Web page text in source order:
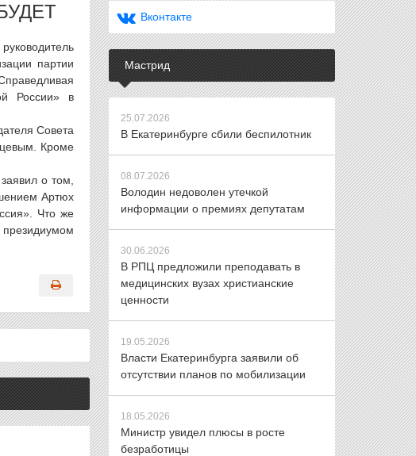
партии
России» в
Совета
Кроме
о том,
Артюх
Что же
Вконтакте
Мастрид
25.07.2026
В Екатеринбурге сбили беспилотник
08.07.2026
Володин недоволен утечкой
информации о премиях депутатам
30.06.2026
В РПЦ предложили преподавать в
медицинских вузах христианские
ценности
19.05.2026
Власти Екатеринбурга заявили об
отсутствии планов по мобилизации
18.05.2026
Министр увидел плюсы в росте
безработицы